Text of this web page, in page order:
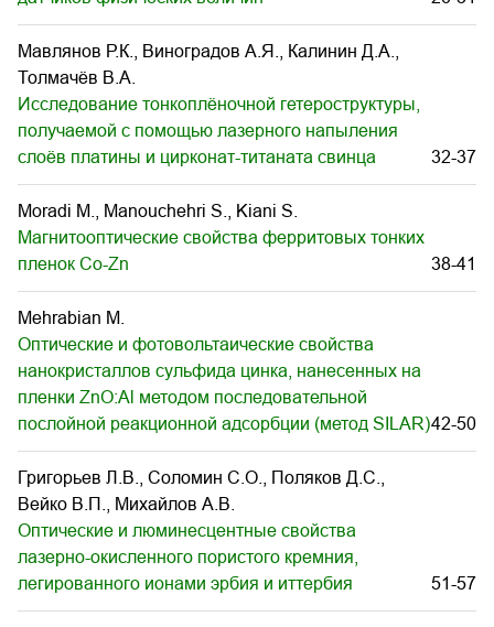
Мавлянов Р.К., Виноградов А.Я., Калинин Д.А.,
Толмачёв В.А.
Исследование тонкоплёночной гетероструктуры,
получаемой с помощью лазерного напыления
слоёв платины и цирконат-титаната свинца
32-37
Moradi M., Manouchehri S., Kiani S.
Магнитооптические свойства ферритовых тонких
пленок Co-Zn
38-41
Mehrabian M.
Оптические и фотовольтаические свойства
нанокристаллов сульфида цинка, нанесенных на
пленки ZnO:Al методом последовательной
послойной реакционной адсорбции (метод SILAR)42-50
Григорьев Л.В., Соломин С.О., Поляков Д.С.,
Вейко В.П., Михайлов А.В.
Оптические и люминесцентные свойства
лазерно-окисленного пористого кремния,
легированного ионами эрбия и иттербия
51-57